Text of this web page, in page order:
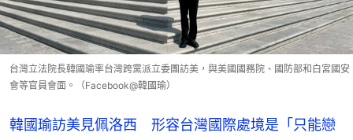
台灣立法院長韓國瑜率台灣跨黨派立委團訪美，與美國國務院、國防部和白宮國安
會等官員會面。（Facebook@韓國瑜）
韓國瑜訪美見佩洛西 形容台灣國際處境是「只能戀